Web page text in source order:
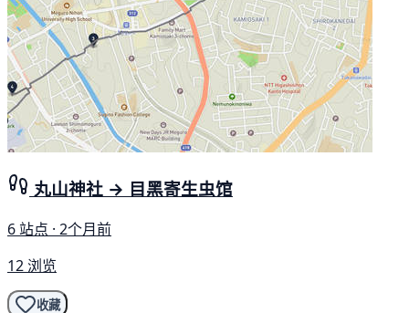
丸山神社 → 目黑寄生虫馆
6 站点 · 2个月前
12 浏览
收藏